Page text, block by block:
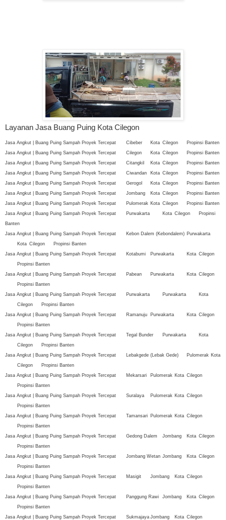
Layanan Jasa Buang Puing Kota Cilegon
Jasa Angkut | Buang Puing Sampah Proyek Tercepat Cibeber Kota Cilegon
Propinsi Banten
Jasa Angkut | Buang Puing Sampah Proyek Tercepat
Cilegon Kota Cilegon
Propinsi Banten
Jasa Angkut | Buang Puing Sampah Proyek Tercepat
Citangkil Kota Cilegon
Propinsi Banten
Jasa Angkut | Buang Puing Sampah Proyek Tercepat
Ciwandan Kota Cilegon
Propinsi Banten
Jasa Angkut | Buang Puing Sampah Proyek Tercepat
Gerogol Kota Cilegon
Propinsi Banten
Jasa Angkut | Buang Puing Sampah Proyek Tercepat
Jombang Kota Cilegon
Propinsi Banten
Jasa Angkut | Buang Puing Sampah Proyek Tercepat
Pulomerak Kota Cilegon
Propinsi Banten
Jasa Angkut | Buang Puing Sampah Proyek Tercepat
Purwakarta Kota Cilegon
Propinsi
Banten
Jasa Angkut | Buang Puing Sampah Proyek Tercepat
Kebon Dalem (Kebondalem) Purwakarta
Kota Cilegon
Propinsi Banten
Jasa Angkut | Buang Puing Sampah Proyek Tercepat
Kotabumi Purwakarta Kota Cilegon
Propinsi Banten
Jasa Angkut | Buang Puing Sampah Proyek Tercepat
Pabean Purwakarta Kota Cilegon
Propinsi Banten
Jasa Angkut | Buang Puing Sampah Proyek Tercepat
Purwakarta Purwakarta
Kota
Cilegon
Propinsi Banten
Jasa Angkut | Buang Puing Sampah Proyek Tercepat
Ramanuju Purwakarta Kota Cilegon
Propinsi Banten
Jasa Angkut | Buang Puing Sampah Proyek Tercepat
Tegal Bunder Purwakarta
Kota
Cilegon
Propinsi Banten
Jasa Angkut | Buang Puing Sampah Proyek Tercepat
Lebakgede (Lebak Gede) Pulomerak Kota
Cilegon
Propinsi Banten
Jasa Angkut | Buang Puing Sampah Proyek Tercepat
Mekarsari Pulomerak Kota Cilegon
Propinsi Banten
Jasa Angkut | Buang Puing Sampah Proyek Tercepat
Suralaya Pulomerak Kota Cilegon
Propinsi Banten
Jasa Angkut | Buang Puing Sampah Proyek Tercepat
Tamansari Pulomerak Kota Cilegon
Propinsi Banten
Jasa Angkut | Buang Puing Sampah Proyek Tercepat
Gedong Dalem Jombang Kota Cilegon
Propinsi Banten
Jasa Angkut | Buang Puing Sampah Proyek Tercepat
Jombang Wetan Jombang Kota Cilegon
Propinsi Banten
Jasa Angkut | Buang Puing Sampah Proyek Tercepat
Masigit Jombang Kota Cilegon
Propinsi Banten
Jasa Angkut | Buang Puing Sampah Proyek Tercepat
Panggung Rawi Jombang Kota Cilegon
Propinsi Banten
Jasa Angkut | Buang Puing Sampah Proyek Tercepat
Sukmajaya Jombang Kota Cilegon